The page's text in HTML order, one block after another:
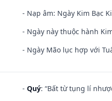
- Nạp âm: Ngày Kim Bạc
- Ngày này thuộc hành
- Ngày Mão lục hợp với
- Quý: “Bất từ tụng lí